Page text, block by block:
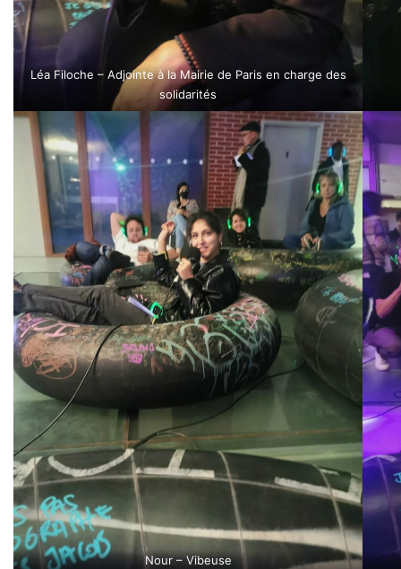
Léa Filoche – Adjointe à la Mairie de Paris en charge des
solidarités
Nour – Vibeuse